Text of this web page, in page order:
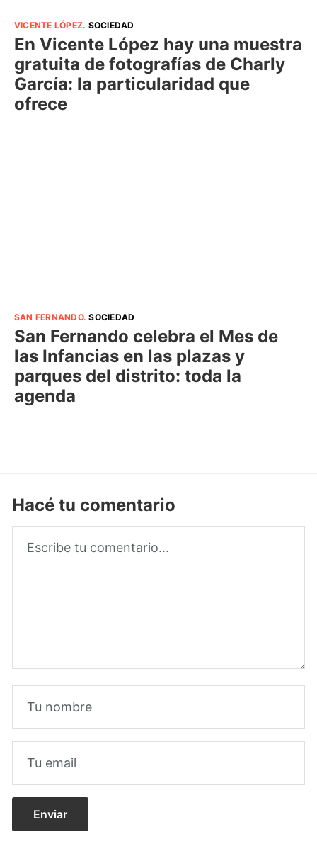
VICENTE LÓPEZ. SOCIEDAD
En Vicente López hay una muestra
gratuita de fotografías de Charly
García: la particularidad que
ofrece
SAN FERNANDO.SOCIEDAD
San Fernando celebra el Mes de
las Infancias en las plazas y
parques del distrito: toda la
agenda
Hacé tu comentario